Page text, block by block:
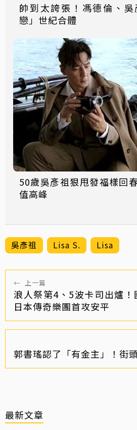
帥到太誇張！馮德倫、
戀」世紀合體
50歲吳彥祖狠甩發福樣回
值高峰
吳彥祖 Lisa S. Lisa
← 上一篇
浪人祭第4、5波卡司出爐
日本傳奇樂團首攻安平
郭書瑤認了「有金主」！街
最新文章